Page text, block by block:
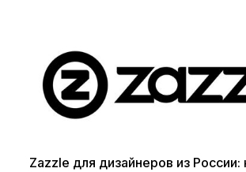
Zazzle для дизайнеров из России: